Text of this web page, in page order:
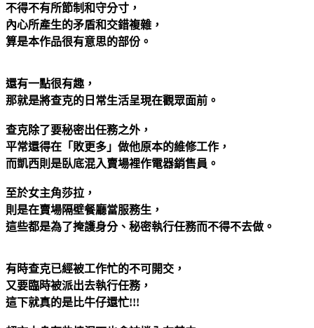
不得不有所節制和守分寸，
內心所產生的矛盾和交錯複雜，
算是本作品很有意思的部份。
還有一點很有趣，
那就是將查克的日常生活呈現在觀眾面前。
查克除了要秘密出任務之外，
平常還得在「敗更多」做他原本的維修工作，
而凱西則是臥底混入賣場裡作電器銷售員。
至於女主角莎拉，
則是在賣場隔壁餐廳當服務生，
這些都是為了掩護身分、秘密執行任務而不得不去做。
有時查克已經被工作忙的不可開交，
又要臨時被派出去執行任務，
這下就真的是比牛仔還忙!!!